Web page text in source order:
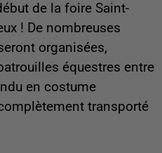
de la foire Saint-
! De nombreuses
organisées,
équestres entre
en costume
transporté